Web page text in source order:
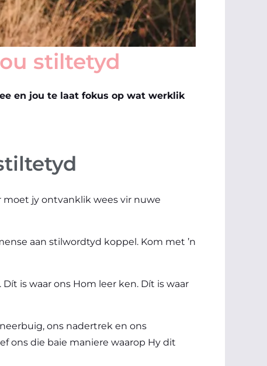
stiltetyd
en jou te laat fokus op wat werklik
jy ontvanklik wees vir nuwe
aan stilwordtyd koppel. Kom met ’n
is waar ons Hom leer ken. Dít is waar
ons nadertrek en ons
ons die baie maniere waarop Hy dit